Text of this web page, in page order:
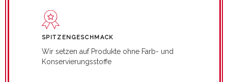
SPITZENGESCHMACK
Wir setzen auf Produkte ohne Farb- und
Konservierungsstoffe